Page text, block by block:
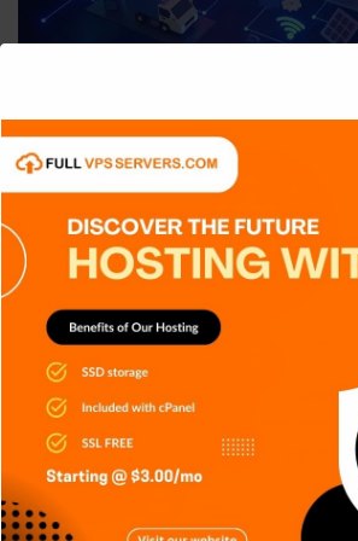
APPS DISPOSITIVOS
RETRO
SERIES
SIN CATEGORÍA
SISTEMA OPERATIVO
TECH
Edge AI: Inteligencia
decisiones sin depender
Carlos Conde